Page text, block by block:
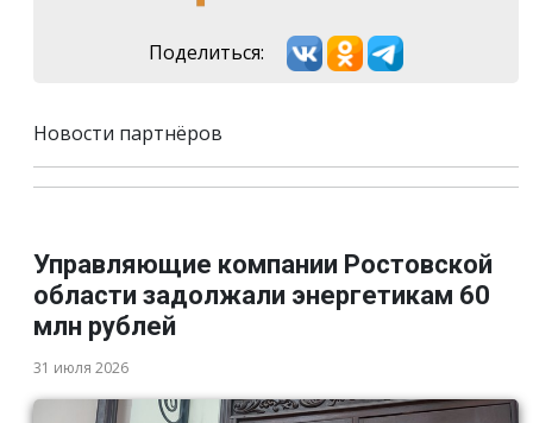
Поделиться:
Новости партнёров
Управляющие компании Ростовской
области задолжали энергетикам 60
млн рублей
31 июля 2026